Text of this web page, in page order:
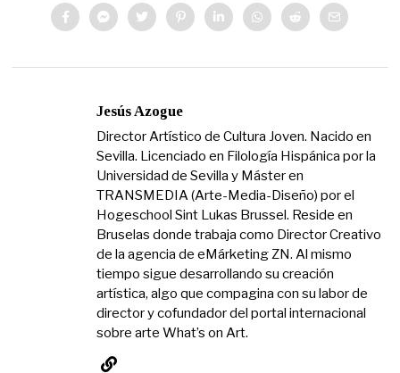
Jesús Azogue
Director Artístico de Cultura Joven. Nacido en
Sevilla. Licenciado en Filología Hispánica por la
Universidad de Sevilla y Máster en
TRANSMEDIA (Arte-Media-Diseño) por el
Hogeschool Sint Lukas Brussel. Reside en
Bruselas donde trabaja como Director Creativo
de la agencia de eMárketing ZN. Al mismo
tiempo sigue desarrollando su creación
artística, algo que compagina con su labor de
director y cofundador del portal internacional
sobre arte What’s on Art.